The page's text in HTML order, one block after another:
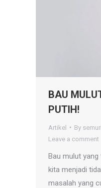
BAU
PUTIH!
Artikel By
Leave a comment
Bau mulut
kita menjadi
masalah yang